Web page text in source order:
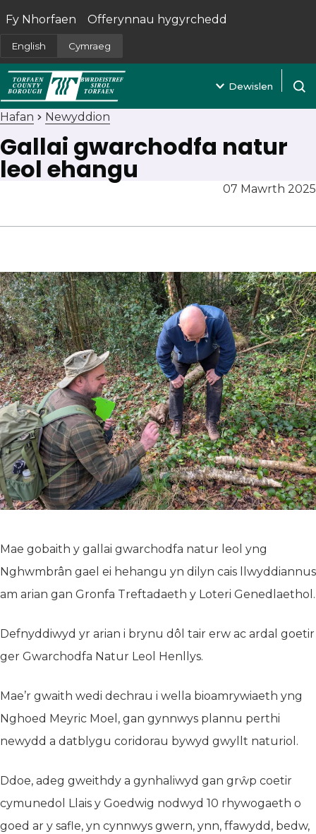
English Cymraeg
Fy Nhorfaen
(yn agor mewn tab newydd)
Offerynnau hygyrchedd
Dewislen
Hafan Newyddion
Gallai gwarchodfa natur
leol ehangu
07 Mawrth 2025
Mae gobaith y gallai gwarchodfa natur leol yng
Nghwmbrân gael ei hehangu yn dilyn cais llwyddiannus
am arian gan Gronfa Treftadaeth y Loteri Genedlaethol.
Defnyddiwyd yr arian i brynu dôl tair erw ac ardal goetir
ger Gwarchodfa Natur Leol Henllys.
Mae’r gwaith wedi dechrau i wella bioamrywiaeth yng
Nghoed Meyric Moel, gan gynnwys plannu perthi
newydd a datblygu coridorau bywyd gwyllt naturiol.
Ddoe, adeg gweithdy a gynhaliwyd gan grŵp coetir
cymunedol Llais y Goedwig nodwyd 10 rhywogaeth o
goed ar y safle, yn cynnwys gwern, ynn, ffawydd, bedw,